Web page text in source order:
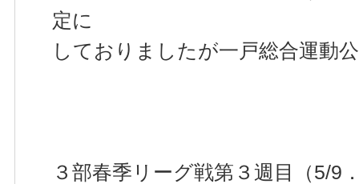
定に
しておりましたが一戸総合運動
３部春季リーグ戦第３週目（5/9